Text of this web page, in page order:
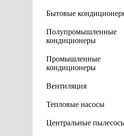
Бытовые
Полупромышленные
кондиционеры
Промышленные
кондиционеры
Вентиляция
Тепловые насосы
Центральные